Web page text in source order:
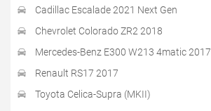
Cadillac Escalade 2021 Next Gen
Chevrolet Colorado ZR2 2018
Mercedes-Benz E300 W213 4matic 2017
Renault RS17 2017
Toyota Celica-Supra (MKII)